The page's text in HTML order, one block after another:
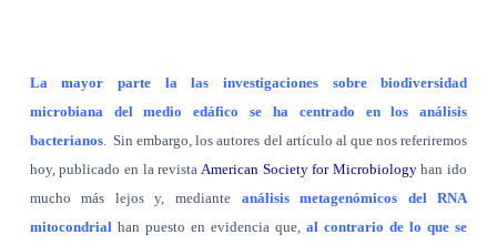
La mayor parte la las investigaciones sobre biodiversidad
microbiana del medio edáfico se ha centrado en los análisis
bacterianos.
Sin embargo, los autores del artículo al que nos referiremos
hoy, publicado en la revista American Society for Microbiologyhan ido
mucho más lejos y, mediante análisis metagenómicos del RNA
mitocondrial han puesto en evidencia que,al contrario de lo que se